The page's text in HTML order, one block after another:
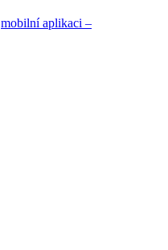
mobilní aplikaci –